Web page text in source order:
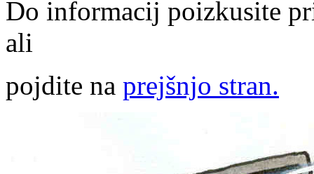
Do informacij poizkusite
ali
pojdite na prejšnjo stran.